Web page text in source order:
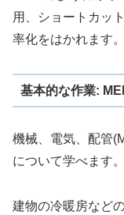
用、ショートカッ
率化をはかれます。
基本的な作業:
機械、電気、配管
について学べます。
建物の冷暖房など